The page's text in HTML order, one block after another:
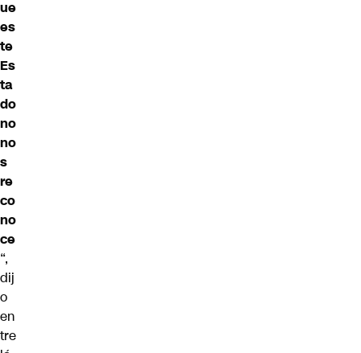
ue
es
te
Es
ta
do
no
no
s
re
co
no
ce
“,
dij
o
en
tre